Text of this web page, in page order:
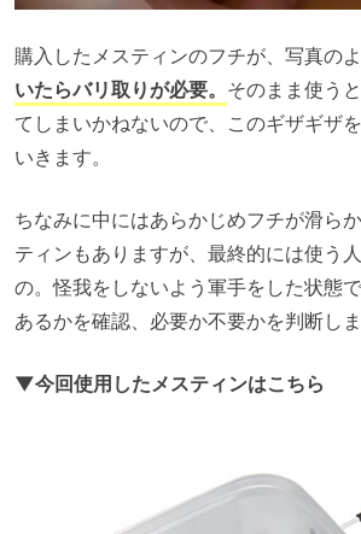
購入したメスティンのフチが、写真の
いたらバリ取りが必要。 そのまま使う
てしまいかねないので、このギザギザ
いきます。
ちなみに中にはあらかじめフチが滑ら
ティンもありますが、最終的には使う
の。怪我をしないよう軍手をした状態
あるかを確認、必要か不要かを判断しま
▼今回使用したメスティンはこちら